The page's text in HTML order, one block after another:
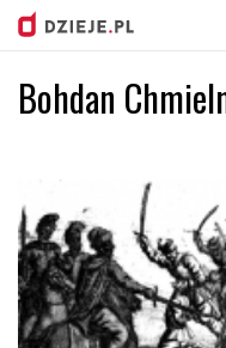
Bohdan